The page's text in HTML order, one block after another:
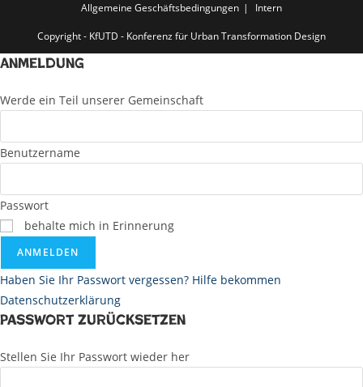
Allgemeine Geschäftsbedingungen
Intern
Copyright - KfUTD - Konferenz für Urban Transformation Design
Anmeldung
Werde ein Teil unserer Gemeinschaft
Benutzername
Passwort
behalte mich in Erinnerung
ANMELDEN
Haben Sie Ihr Passwort vergessen? Hilfe bekommen
Datenschutzerklärung
Passwort zurücksetzen
Stellen Sie Ihr Passwort wieder her